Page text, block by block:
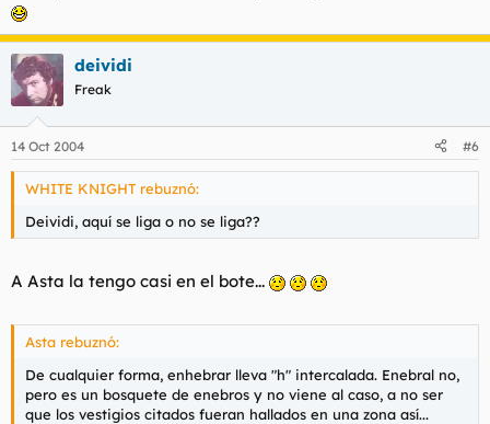
deividi
Freak
14 Oct 2004 #6
WHITE KNIGHT rebuznó:
Deividi, aquí se liga o no se liga??
A Asta la tengo casi en el bote...
Asta rebuznó:
De cualquier forma, enhebrar lleva "h" intercalada. Enebral no,
pero es un bosquete de enebros y no viene al caso, a no ser
que los vestigios citados fueran hallados en una zona así...